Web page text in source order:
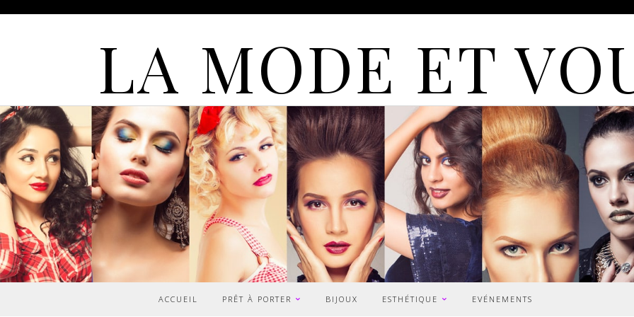
LA MODE ET
ACCUEIL PRÊT À PORTER BIJOUX ESTHÉTIQUE EVÉNEMENTS